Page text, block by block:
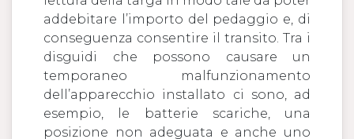
addebitare l’importo del pedaggio e, di
conseguenza consentire il transito. Tra i
disguidi che possono causare un
temporaneo malfunzionamento
dell’apparecchio installato ci sono, ad
esempio, le batterie scariche, una
posizione non adeguata e anche uno